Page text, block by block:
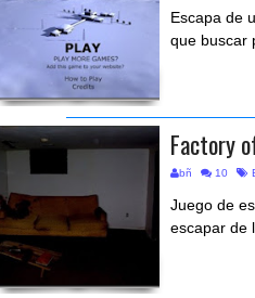
Escapa de
que buscar
Factory
bñ 10
Juego de
escapar de